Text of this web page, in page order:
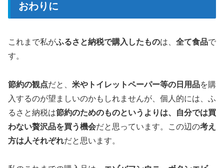
おわりに
これまで私がふるさと納税で購入したものは、 全て食品で
す。
節約の観点だと、 米やトイレットペーパー等の日用品を購
入するのが望ましいのかもしれませんが、個人的には、ふ
るさと納税は節約のためのものというよりは、自分では買
わない贅沢品を買う機会だと思っています。この辺の考え
方は人それぞれだと思います。